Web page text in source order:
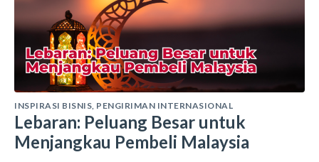
INSPIRASI BISNIS, PENGIRIMAN INTERNASIONAL
Lebaran: Peluang Besar untuk
Menjangkau Pembeli Malaysia